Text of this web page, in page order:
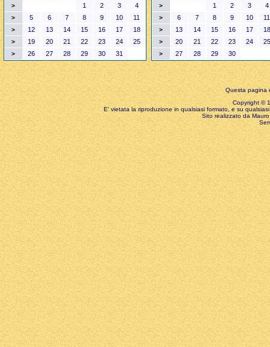
> 1 2 3 4
> 5 6 7 8 9 10 11
> 12 13 14 15 16 17 18
> 19 20 21 22 23 24 25
> 26 27 28 29 30 31
> 1 2 3 4
> 6 7 8 9 10 11
> 13 14 15 16 17 18
> 20 21 22 23 24 25
> 27 28 29 30
Questa pagina
Copyright ©
E' vietata la riproduzione in qualsiasi formato, e su
Sito realizzato da